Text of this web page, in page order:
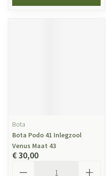
Bota
Bota Podo 41 Inlegzool
Venus Maat 43
€ 30,00